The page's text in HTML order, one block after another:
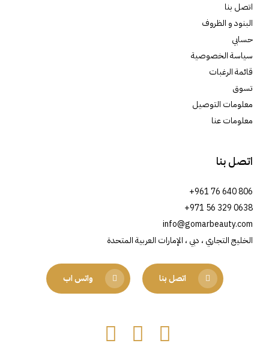
اتصل بنا
البنود و الظروف
حسابي
سياسة الخصوصية
قائمة الرغبات
تسوق
معلومات التوصيل
معلومات عنا
اتصل بنا
+961 76 640 806
+971 56 329 0638
info@gomarbeauty.com
الخليج التجاري ، دبي ، الإمارات العربية المتحدة
اتصل بنا واتس اب
FacebookInstagramTiktok